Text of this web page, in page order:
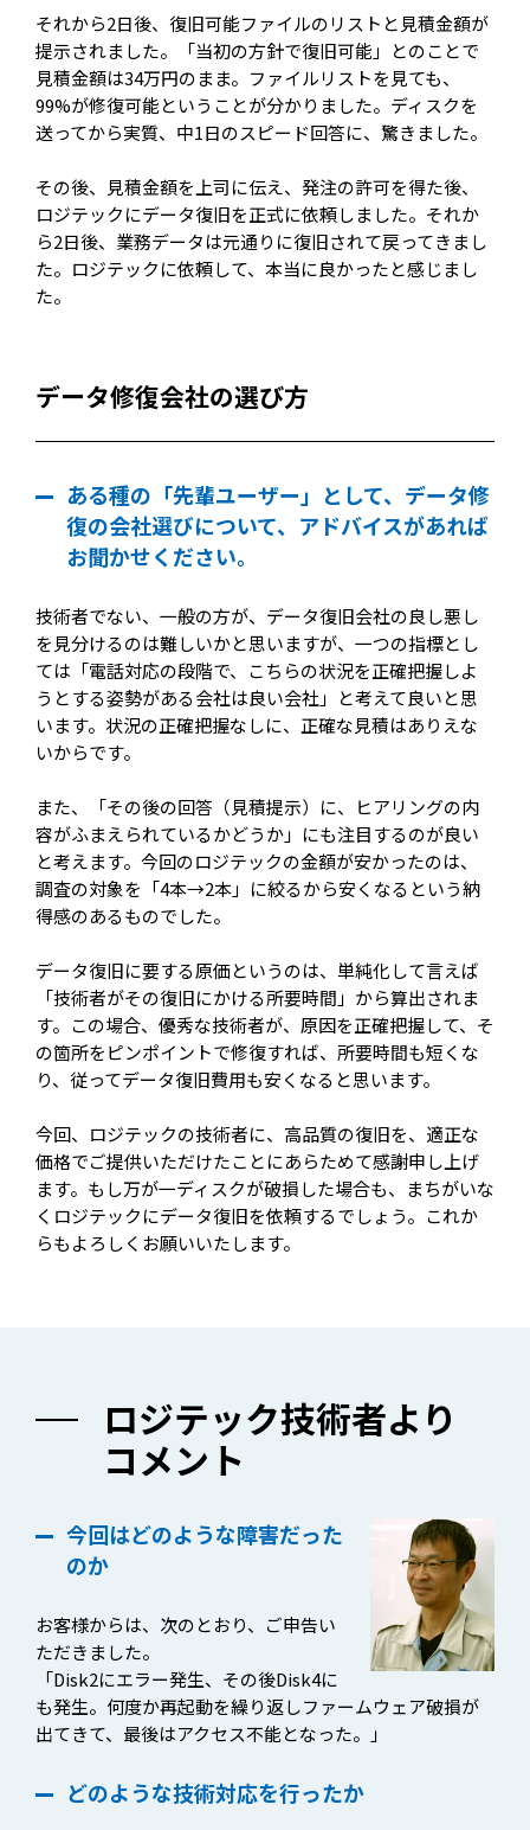
それから2日後、復旧可能ファイルのリストと見積金額が
提示されました。「当初の方針で復旧可能」とのことで
見積金額は34万円のまま。ファイルリストを見ても、
99%が修復可能ということが分かりました。ディスクを
送ってから実質、中1日のスピード回答に、驚きました。
その後、見積金額を上司に伝え、発注の許可を得た後、
ロジテックにデータ復旧を正式に依頼しました。それか
ら2日後、業務データは元通りに復旧されて戻ってきまし
た。ロジテックに依頼して、本当に良かったと感じまし
た。
データ修復会社の選び方
ある種の「先輩ユーザー」として、データ修
復の会社選びについて、アドバイスがあれば
お聞かせください。
技術者でない、一般の方が、データ復旧会社の良し悪し
を見分けるのは難しいかと思いますが、一つの指標とし
ては「電話対応の段階で、こちらの状況を正確把握しよ
うとする姿勢がある会社は良い会社」と考えて良いと思
います。状況の正確把握なしに、正確な見積はありえな
いからです。
また、「その後の回答（見積提示）に、ヒアリングの内
容がふまえられているかどうか」にも注目するのが良い
と考えます。今回のロジテックの金額が安かったのは、
調査の対象を「4本→2本」に絞るから安くなるという納
得感のあるものでした。
データ復旧に要する原価というのは、単純化して言えば
「技術者がその復旧にかける所要時間」から算出されま
す。この場合、優秀な技術者が、原因を正確把握して、そ
の箇所をピンポイントで修復すれば、所要時間も短くな
り、従ってデータ復旧費用も安くなると思います。
今回、ロジテックの技術者に、高品質の復旧を、適正な
価格でご提供いただけたことにあらためて感謝申し上げ
ます。もし万が一ディスクが破損した場合も、まちがいな
くロジテックにデータ復旧を依頼するでしょう。これか
らもよろしくお願いいたします。
ロジテック技術者より
コメント
今回はどのような障害だった
のか
お客様からは、次のとおり、ご申告い
ただきました。
「Disk2にエラー発生、その後Disk4に
も発生。何度か再起動を繰り返しファームウェア破損が
出てきて、最後はアクセス不能となった。」
どのような技術対応を行ったか